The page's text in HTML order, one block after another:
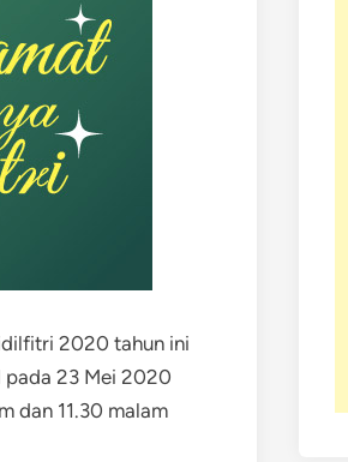
2020 tahun ini
pada 23 Mei 2020
dan 11.30 malam